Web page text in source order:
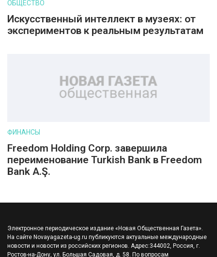
ОБЩЕСТВО
Искусственный интеллект в музеях: от
экспериментов к реальным результатам
ФИНАНСЫ
Freedom Holding Corp. завершила
переименование Turkish Bank в Freedom
Bank A.Ş.
Электронное периодическое издание «Новая Общественная Газета».
На сайте Novayagazeta-ug.ru публикуются актуальные международные
новости и новости из российских регионов. Адрес:344002, Россия, г.
Ростов-на-Дону, ул. Большая Садовая, д. 58. По вопросам